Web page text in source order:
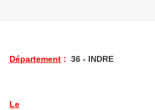
Département : 36 - INDRE
Le